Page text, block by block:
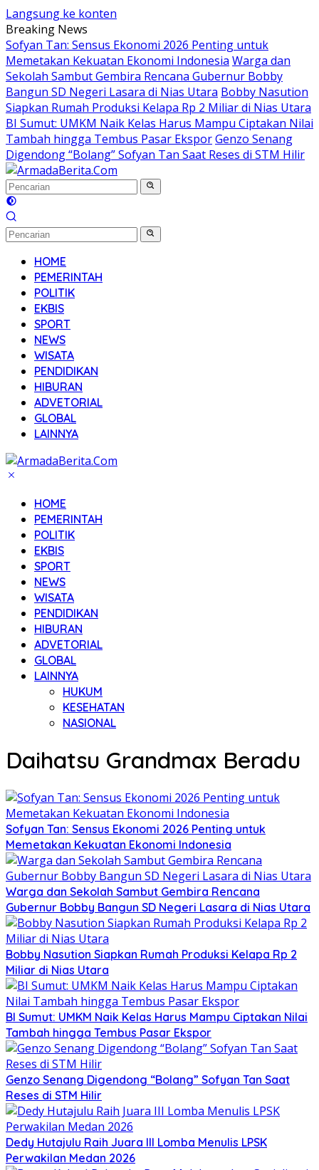
Langsung ke konten
Breaking News
Sofyan Tan: Sensus Ekonomi 2026 Penting untuk
Memetakan Kekuatan Ekonomi Indonesia Warga dan
Sekolah Sambut Gembira Rencana Gubernur Bobby
Bangun SD Negeri Lasara di Nias Utara Bobby Nasution
Siapkan Rumah Produksi Kelapa Rp 2 Miliar di Nias Utara
BI Sumut: UMKM Naik Kelas Harus Mampu Ciptakan Nilai
Tambah hingga Tembus Pasar EksporGenzo Senang
Digendong “Bolang” Sofyan Tan Saat Reses di STM Hilir
HOME
PEMERINTAH
POLITIK
EKBIS
SPORT
NEWS
WISATA
PENDIDIKAN
HIBURAN
ADVETORIAL
GLOBAL
LAINNYA
HOME
PEMERINTAH
POLITIK
EKBIS
SPORT
NEWS
WISATA
PENDIDIKAN
HIBURAN
ADVETORIAL
GLOBAL
LAINNYA
HUKUM
KESEHATAN
NASIONAL
Daihatsu Grandmax Beradu
Sofyan Tan: Sensus Ekonomi 2026 Penting untuk
Memetakan Kekuatan Ekonomi Indonesia
Warga dan Sekolah Sambut Gembira Rencana
Gubernur Bobby Bangun SD Negeri Lasara di Nias Utara
Bobby Nasution Siapkan Rumah Produksi Kelapa Rp 2
Miliar di Nias Utara
BI Sumut: UMKM Naik Kelas Harus Mampu Ciptakan Nilai
Tambah hingga Tembus Pasar Ekspor
Genzo Senang Digendong “Bolang” Sofyan Tan Saat
Reses di STM Hilir
Dedy Hutajulu Raih Juara III Lomba Menulis LPSK
Perwakilan Medan 2026